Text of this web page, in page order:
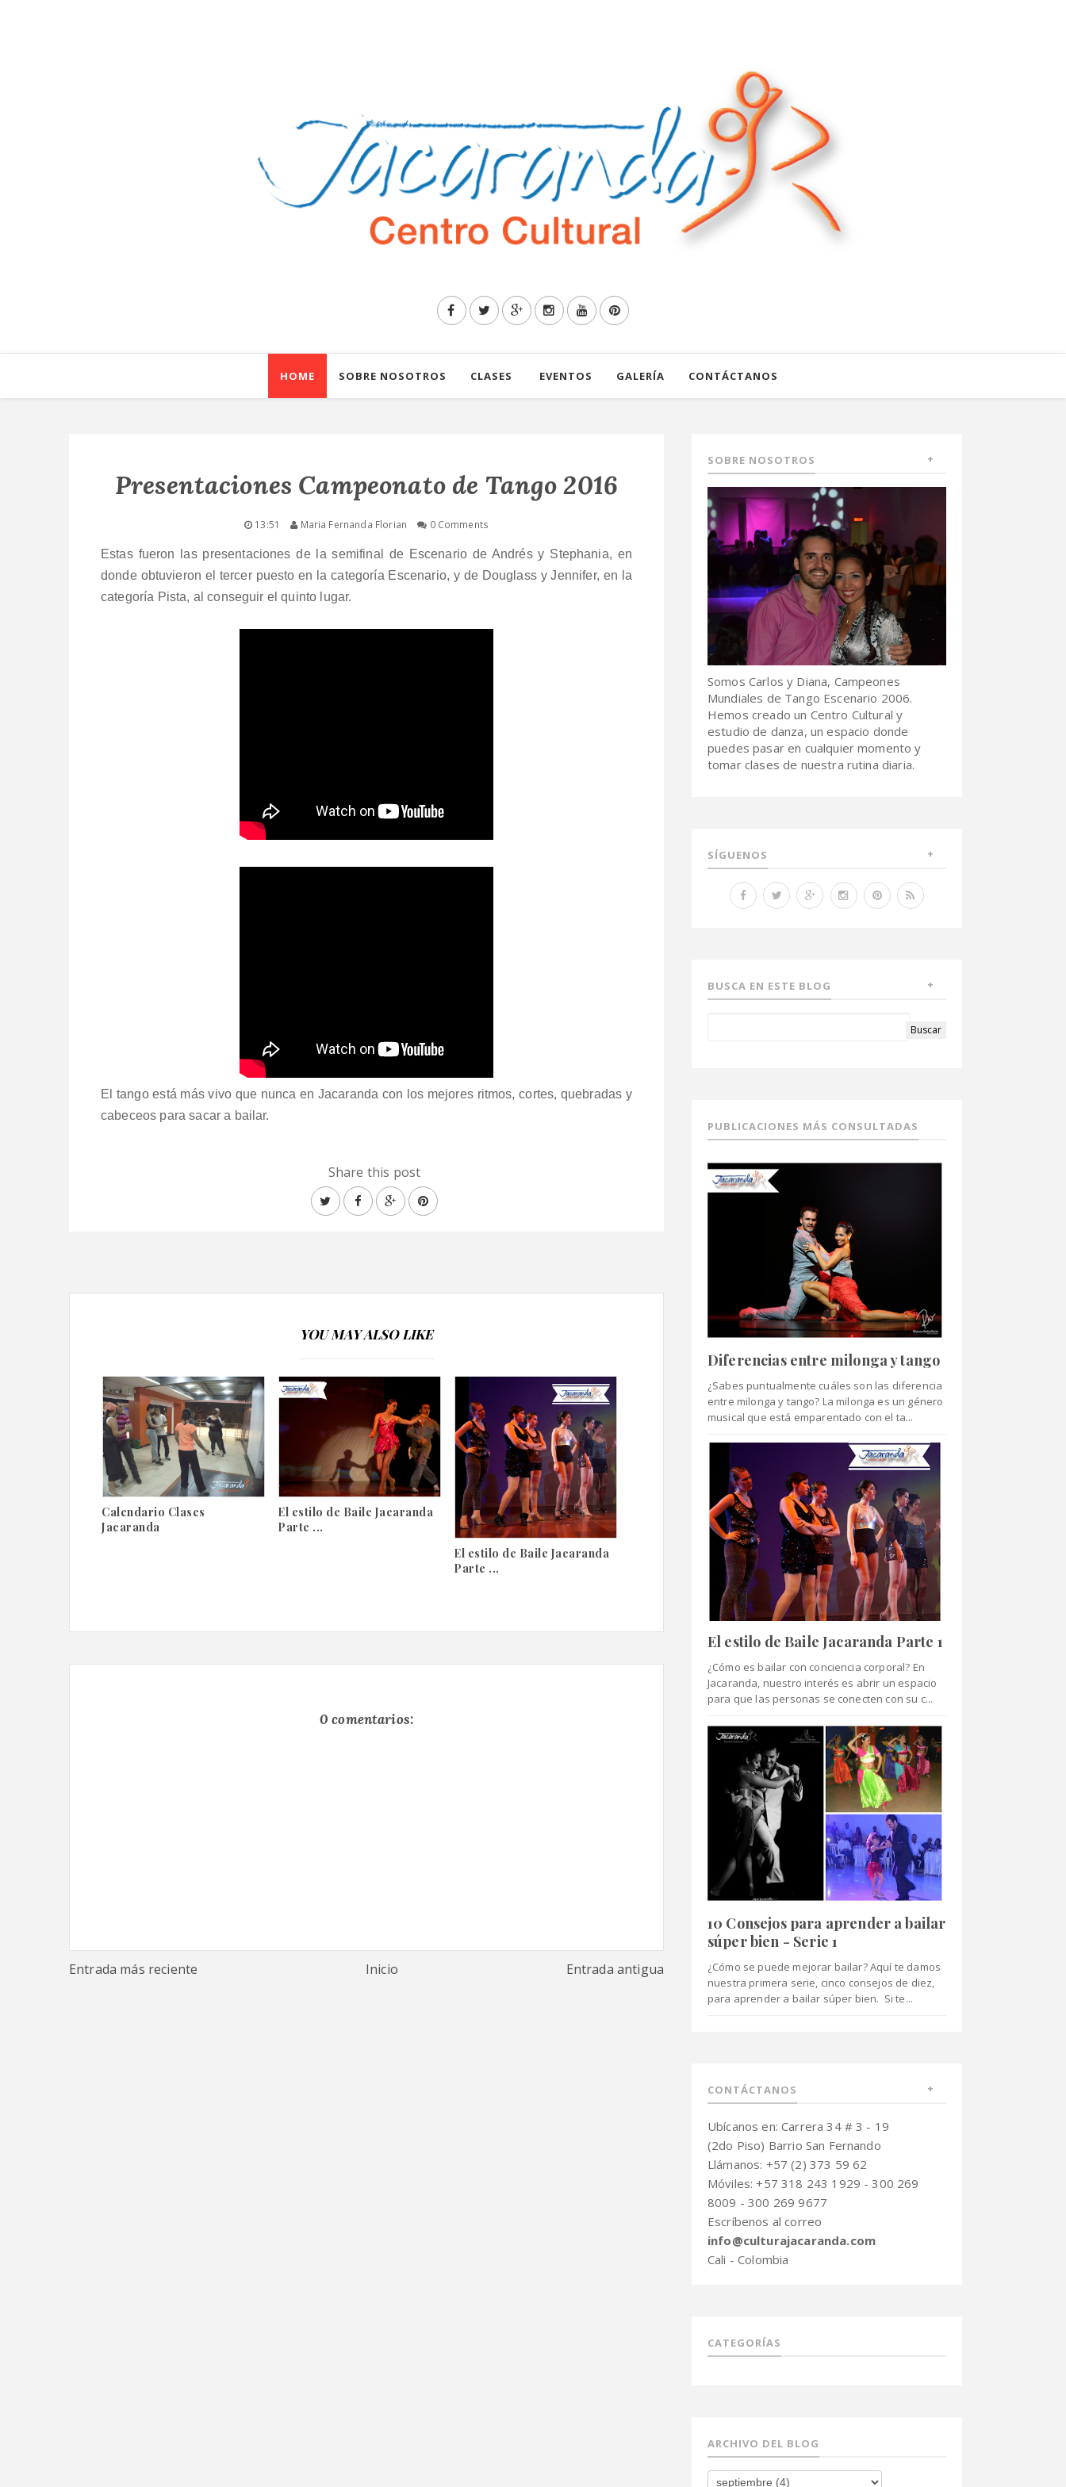
HOME SOBRE NOSOTROS CLASES EVENTOS GALERÍA CONTÁCTANOS
Presentaciones Campeonato de Tango 2016
13:51 Maria Fernanda Florian 0 Comments
Estas fueron las presentaciones de la semifinal de Escenario de Andrés y Stephania, en
donde obtuvieron el tercer puesto en la categoría Escenario, y de Douglass y Jennifer, en la
categoría Pista, al conseguir el quinto lugar.
El tango está más vivo que nunca en Jacaranda con los mejores ritmos, cortes, quebradas y
cabeceos para sacar a bailar.
Share this post
YOU MAY ALSO LIKE
Calendario Clases
Jacaranda
El estilo de Baile Jacaranda
Parte ...
El estilo de Baile Jacaranda
Parte ...
0 comentarios:
Entrada más reciente Inicio Entrada antigua
SOBRE NOSOTROS
Somos Carlos y Diana, Campeones
Mundiales de Tango Escenario 2006.
Hemos creado un Centro Cultural y
estudio de danza, un espacio donde
puedes pasar en cualquier momento y
tomar clases de nuestra rutina diaria.
SÍGUENOS
BUSCA EN ESTE BLOG
PUBLICACIONES MÁS CONSULTADAS
Diferencias entre milonga y tango
¿Sabes puntualmente cuáles son las diferencia
entre milonga y tango? La milonga es un género
musical que está emparentado con el ta...
El estilo de Baile Jacaranda Parte 1
¿Cómo es bailar con conciencia corporal? En
Jacaranda, nuestro interés es abrir un espacio
para que las personas se conecten con su c...
10 Consejos para aprender a bailar
súper bien - Serie 1
¿Cómo se puede mejorar bailar? Aquí te damos
nuestra primera serie, cinco consejos de diez,
para aprender a bailar súper bien. Si te...
CONTÁCTANOS
Ubícanos en: Carrera 34 # 3 - 19
(2do Piso) Barrio San Fernando
Llámanos: +57 (2) 373 59 62
Móviles: +57 318 243 1929 - 300 269
8009 - 300 269 9677
Escríbenos al correo
info@culturajacaranda.com
Cali - Colombia
CATEGORÍAS
ARCHIVO DEL BLOG